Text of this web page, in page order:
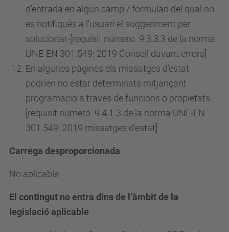
d'entrada en algun camp / formulari del qual no
es notifiqués a l'usuari el suggeriment per
solucionar-[requisit número 9.3.3.3 de la norma
UNE-EN 301.549: 2019 Consell davant errors]
En algunes pàgines els missatges d'estat
podrien no estar determinats mitjançant
programació a través de funcions o propietats
[requisit número 9.4.1.3 de la norma UNE-EN
301.549: 2019 missatges d'estat]
Carrega desproporcionada
No aplicable
El contingut no entra dins de l’àmbit de la
legislació aplicable